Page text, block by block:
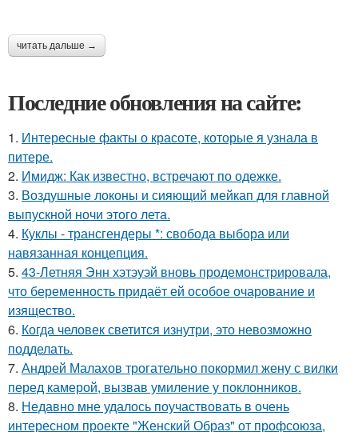
читать дальше →
Последние обновления на сайте:
1. Интересные факты о красоте, которые я узнала в
питере.
2. Имидж: Как известно, встречают по одежке.
3. Воздушные локоны и сияющий мейкап для главной
выпускной ночи этого лета.
4. Куклы - трансгендеры *: свобода выбора или
навязанная концепция.
5. 43-Летняя Энн хэтэуэй вновь продемонстрировала,
что беременность придаёт ей особое очарование и
изящество.
6. Когда человек светится изнутри, это невозможно
подделать.
7. Андрей Малахов трогательно покормил жену с вилки
перед камерой, вызвав умиление у поклонников.
8. Недавно мне удалось поучаствовать в очень
интересном проекте "Женский Образ" от профсоюза,